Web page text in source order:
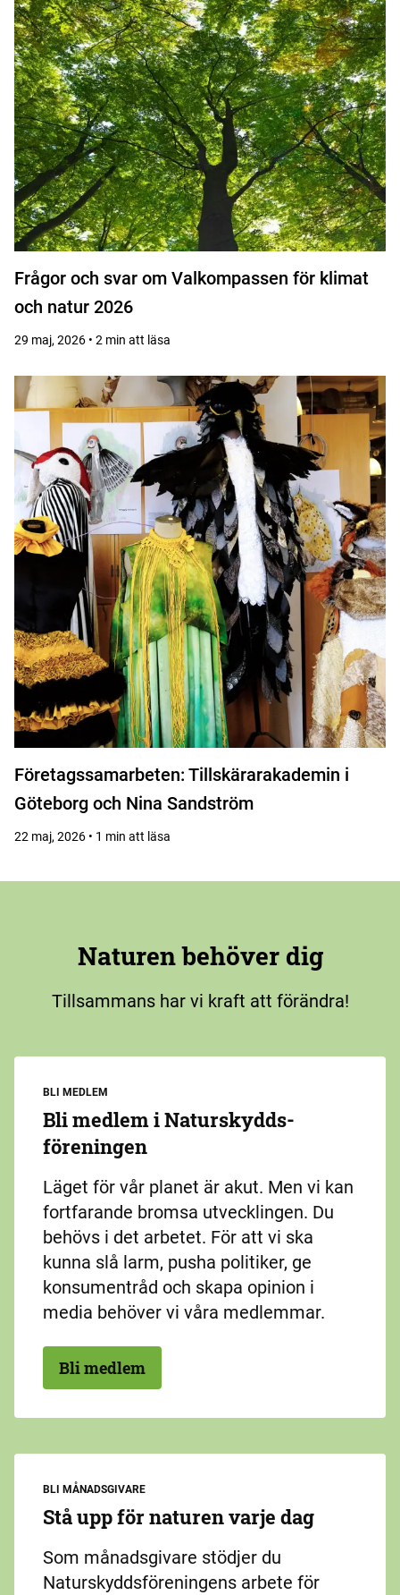
Frågor och svar om Valkompassen för klimat
och natur 2026
29 maj, 2026 • 2 min att läsa
Företagssamarbeten: Tillskärarakademin i
Göteborg och Nina Sandström
22 maj, 2026 • 1 min att läsa
Naturen behöver dig
Tillsammans har vi kraft att förändra!
BLI MEDLEM
Bli medlem i Naturskydds­
föreningen
Läget för vår planet är akut. Men vi kan
fortfarande bromsa utvecklingen. Du
behövs i det arbetet. För att vi ska
kunna slå larm, pusha politiker, ge
konsumentråd och skapa opinion i
media behöver vi våra medlemmar.
Bli medlem
BLI MÅNADSGIVARE
Stå upp för naturen varje dag
Som månadsgivare stödjer du
Naturskyddsföreningens arbete för